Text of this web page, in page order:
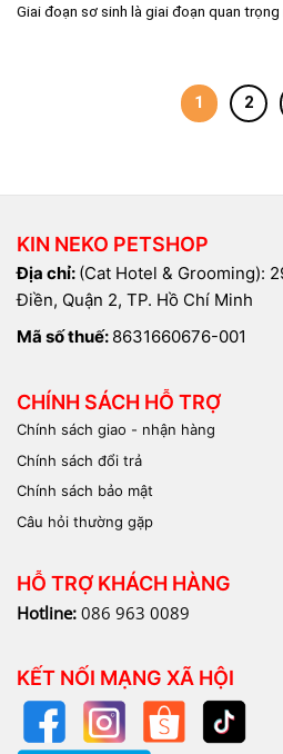
Giai đoạn sơ sinh là giai đoạn quan
1 2
KIN NEKO PETSHOP
Địa chỉ: (Cat Hotel & Grooming):
Điền, Quận 2, TP. Hồ Chí Minh
Mã số thuế: 8631660676-001
CHÍNH SÁCH HỖ TRỢ
Chính sách giao - nhận hàng
Chính sách đổi trả
Chính sách bảo mật
Câu hỏi thường gặp
HỖ TRỢ KHÁCH HÀNG
Hotline: 086 963 0089
KẾT NỐI MẠNG XÃ HỘI